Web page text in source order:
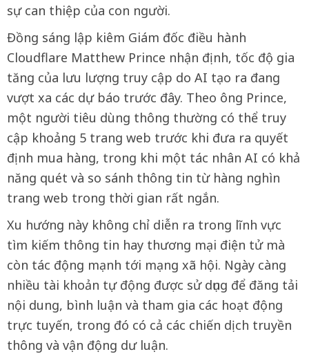
sự can thiệp của con người.
Đồng sáng lập kiêm Giám đốc điều hành
Cloudflare Matthew Prince nhận định, tốc độ gia
tăng của lưu lượng truy cập do AI tạo ra đang
vượt xa các dự báo trước đây. Theo ông Prince,
một người tiêu dùng thông thường có thể truy
cập khoảng 5 trang web trước khi đưa ra quyết
định mua hàng, trong khi một tác nhân AI có khả
năng quét và so sánh thông tin từ hàng nghìn
trang web trong thời gian rất ngắn.
Xu hướng này không chỉ diễn ra trong lĩnh vực
tìm kiếm thông tin hay thương mại điện tử mà
còn tác động mạnh tới mạng xã hội. Ngày càng
nhiều tài khoản tự động được sử dụng để đăng tải
nội dung, bình luận và tham gia các hoạt động
trực tuyến, trong đó có cả các chiến dịch truyền
thông và vận động dư luận.